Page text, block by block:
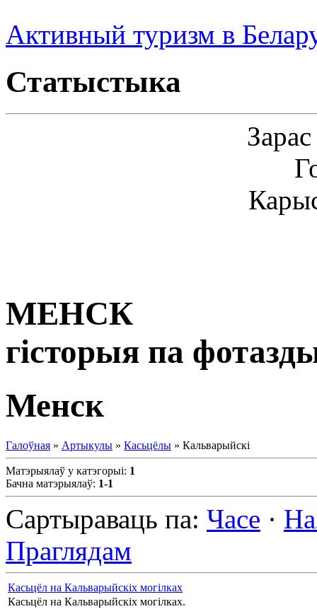
Активный туризм в
Статыстыка
МЕНСК
гісторыя па
Менск
Галоўная » Артыкулы » Касьцёлы » Кальварыйскі
Матэрыялаў у катэгорыі: 1
Бачна матэрыялаў: 1-1
Сартыраваць па: Часе ·
Праглядам
Касьцёл на Кальварыйскіх могілках
Касьцёл на Кальварыйскіх могілках.